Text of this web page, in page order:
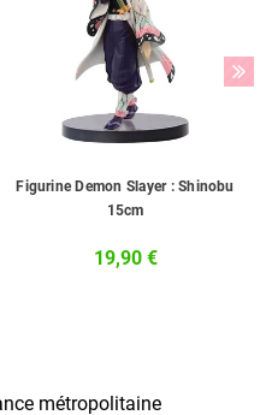
Figurine Demon Slayer : Shinobu
15cm
19,90 €
métropolitaine